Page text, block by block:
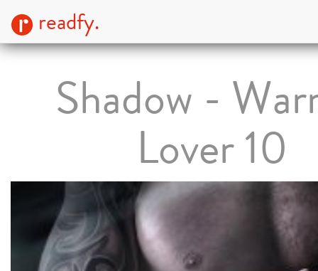
readfy.
Shadow -
Lover 10